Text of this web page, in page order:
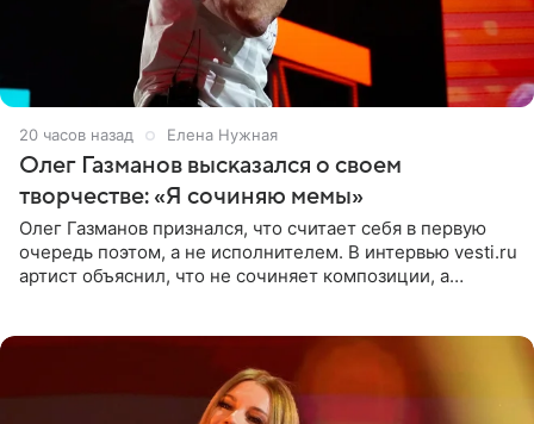
20 часов назад Елена Нужная
Олег Газманов высказался о своем
творчестве: «Я сочиняю мемы»
Олег Газманов признался, что считает себя в первую
очередь поэтом, а не исполнителем. В интервью vesti.ru
артист объяснил, что не сочиняет композиции, а